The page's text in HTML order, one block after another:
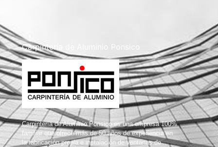
Carpintería de Aluminio Ponsico
Carpintería de Aluminio Ponsico es una empresa 100%
familiar que ofrece más de 50 años de experiencia en
la fabricación propia e instalación de ventanas de